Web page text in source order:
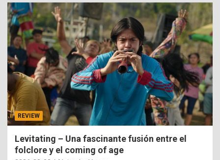
REVIEW
Levitating – Una fascinante fusión entre el
folclore y el coming of age